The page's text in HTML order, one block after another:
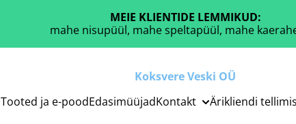
MEIE KLIENTIDE LEMMIKUD:
mahe nisupüül, mahe speltapüül, mahe
Koksvere Veski OÜ
Tooted ja e-poodEdasimüüjadKontakt Ärikliendi